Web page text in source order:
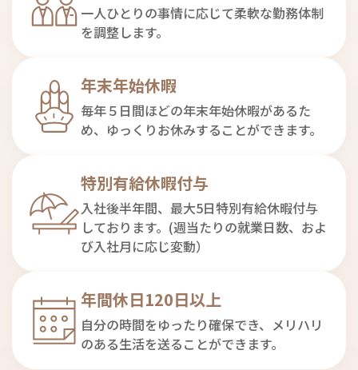
一人ひとりの事情に応じて柔軟な勤務体制
を調整します。
年末年始休暇
毎年５日間ほどの年末年始休暇があるた
め、ゆっくりお休みすることができます。
特別有給休暇付与
入社後半年間、最大5日特別有給休暇付与
しております。(週当たりの就業日数、およ
び入社月に応じ変動）
年間休日120日以上
自分の時間をゆったり確保でき、メリハリ
のある生活を送ることができます。